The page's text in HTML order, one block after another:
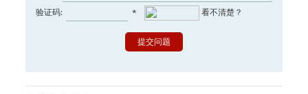
验证码:
看不清楚？
*